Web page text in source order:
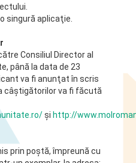
singură aplicaţie.
Consiliul Director al
până la data de 23
va fi anunţat în scris
câştigătorilor va fi făcută
și http://
prin poştă, împreună cu